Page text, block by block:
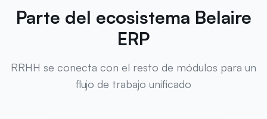
Parte del ecosistema Belaire
ERP
RRHH se conecta con el resto de módulos para un
flujo de trabajo unificado